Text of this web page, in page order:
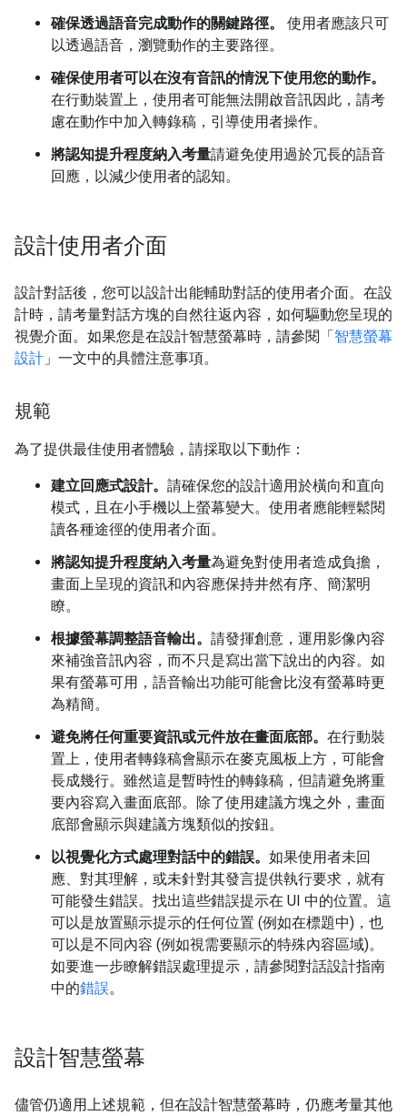
確保透過語音完成動作的關鍵路徑。
使用者應該只可
以透過語音，瀏覽動作的主要路徑。
確保使用者可以在沒有音訊的情況下使用您的動作。
在行動裝置上，使用者可能無法開啟音訊因此，請考
慮在動作中加入轉錄稿，引導使用者操作。
將認知提升程度納入考量請避免使用過於冗長的語音
回應，以減少使用者的認知。
設計使用者介面
設計對話後，您可以設計出能輔助對話的使用者介面。在設
計時，請考量對話方塊的自然往返內容，如何驅動您呈現的
視覺介面。如果您是在設計智慧螢幕時，請參閱「智慧螢幕
設計 」一文中的具體注意事項。
規範
為了提供最佳使用者體驗，請採取以下動作：
建立回應式設計。 請確保您的設計適用於橫向和直向
模式，且在小手機以上螢幕變大。使用者應能輕鬆閱
讀各種途徑的使用者介面。
將認知提升程度納入考量為避免對使用者造成負擔，
畫面上呈現的資訊和內容應保持井然有序、簡潔明
瞭。
根據螢幕調整語音輸出。 請發揮創意，運用影像內容
來補強音訊內容，而不只是寫出當下說出的內容。如
果有螢幕可用，語音輸出功能可能會比沒有螢幕時更
為精簡。
避免將任何重要資訊或元件放在畫面底部。 在行動裝
置上，使用者轉錄稿會顯示在麥克風板上方，可能會
長成幾行。雖然這是暫時性的轉錄稿，但請避免將重
要內容寫入畫面底部。除了使用建議方塊之外，畫面
底部會顯示與建議方塊類似的按鈕。
以視覺化方式處理對話中的錯誤。 如果使用者未回
應、對其理解，或未針對其發言提供執行要求，就有
可能發生錯誤。找出這些錯誤提示在 UI 中的位置。這
可以是放置顯示提示的任何位置 (例如在標題中)，也
可以是不同內容 (例如視需要顯示的特殊內容區域)。
如要進一步瞭解錯誤處理提示，請參閱對話設計指南
中的錯誤。
設計智慧螢幕
儘管仍適用上述規範，但在設計智慧螢幕時，仍應考量其他